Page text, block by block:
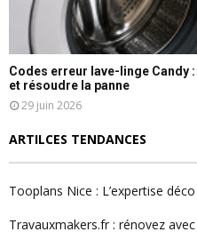
Codes erreur lave-linge Candy
et résoudre la panne
29 juin 2026
ARTILCES TENDANCES
Tooplans Nice : L’expertise
Travauxmakers.fr : rénovez